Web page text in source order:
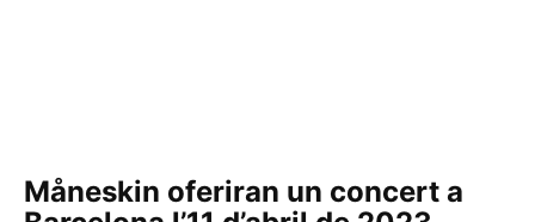
Måneskin oferiran un concert a